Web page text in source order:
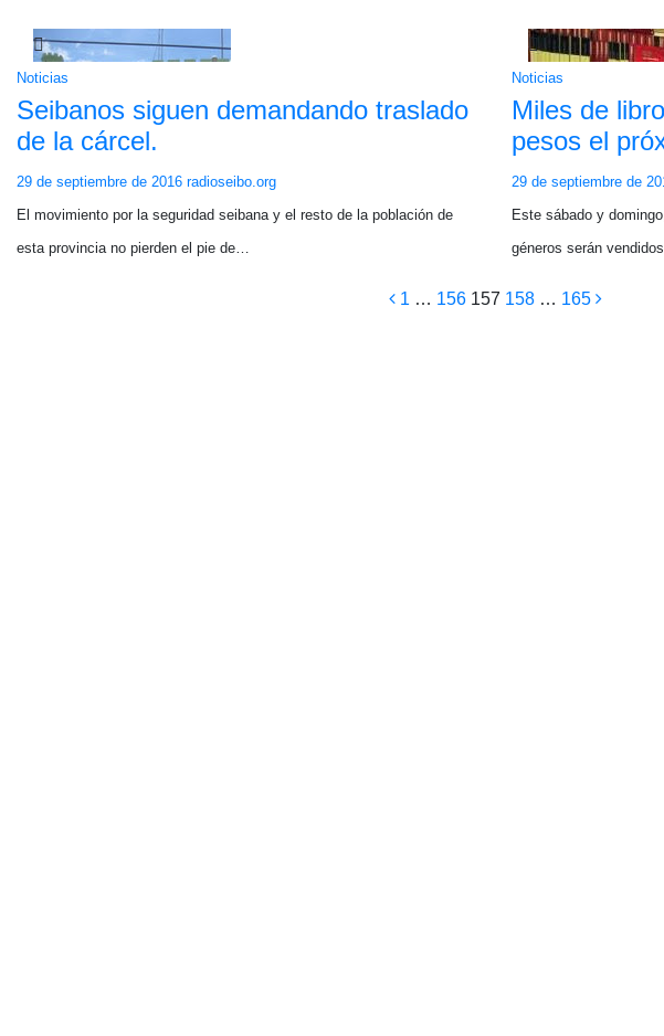
Noticias
Seibanos siguen demandando traslado
de la cárcel.
29 de septiembre de 2016 radioseibo.org
El movimiento por la seguridad seibana y el resto de la población de
esta provincia no pierden el pie de…
Noticias
Miles de
pesos el
29 de septiembre de
Este sábado y
géneros serán
Paginación
1 … 156 157 158 … 165